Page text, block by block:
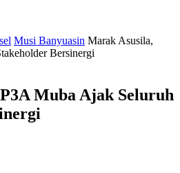
Musi Banyuasin Marak Asusila,
Bersinergi
Muba Ajak Seluruh